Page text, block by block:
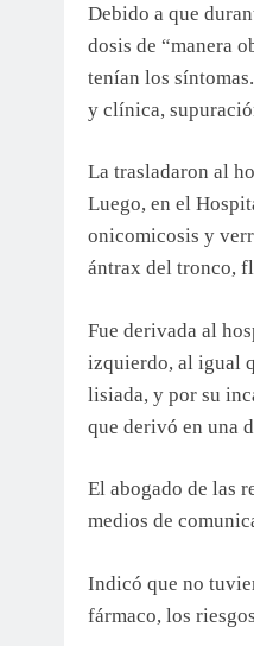
Debido a que
dosis de “manera
tenían los
y clínica,
La trasladaron al
Luego, en el
onicomicosis y
ántrax del tronco,
Fue derivada al
izquierdo, al igual
lisiada, y por su
que derivó en una
El abogado de las
medios de
Indicó que no
fármaco, los